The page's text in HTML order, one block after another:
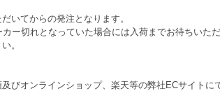
いてからの発注となります。
ー切れとなっていた場合には入荷までお待ちいた
。
びオンラインショップ、楽天等の弊社ECサイトに